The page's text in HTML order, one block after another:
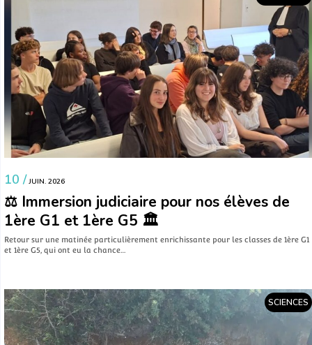
10 / JUIN. 2026
⚖️ Immersion judiciaire pour nos élèves de
1ère G1 et 1ère G5 🏛️
​Retour sur une matinée particulièrement enrichissante pour les classes de 1ère G1
et 1ère G5, qui ont eu la chance…
SCIENCES